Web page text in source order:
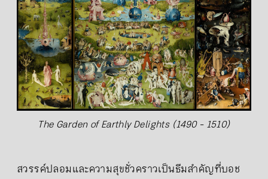
The Garden of Earthly Delights (1490 - 1510)
สวรรค์ปลอมและความสุขชั่วคราวเป็นธีมสำคัญที่บอช